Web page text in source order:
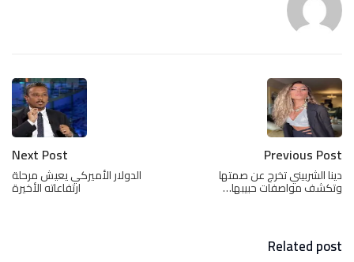
Previous Post
دينا الشربيني تخرج عن صمتها
وتكشف مواصفات حبيبها…
Next Post
الدولار الأميركي يعيش مرحلة
ارتفاعاته الأخيرة
Related post